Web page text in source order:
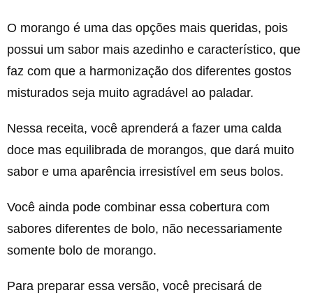
O morango é uma das opções mais queridas, pois
possui um sabor mais azedinho e característico, que
faz com que a harmonização dos diferentes gostos
misturados seja muito agradável ao paladar.
Nessa receita, você aprenderá a fazer uma calda
doce mas equilibrada de morangos, que dará muito
sabor e uma aparência irresistível em seus bolos.
Você ainda pode combinar essa cobertura com
sabores diferentes de bolo, não necessariamente
somente bolo de morango.
Para preparar essa versão, você precisará de